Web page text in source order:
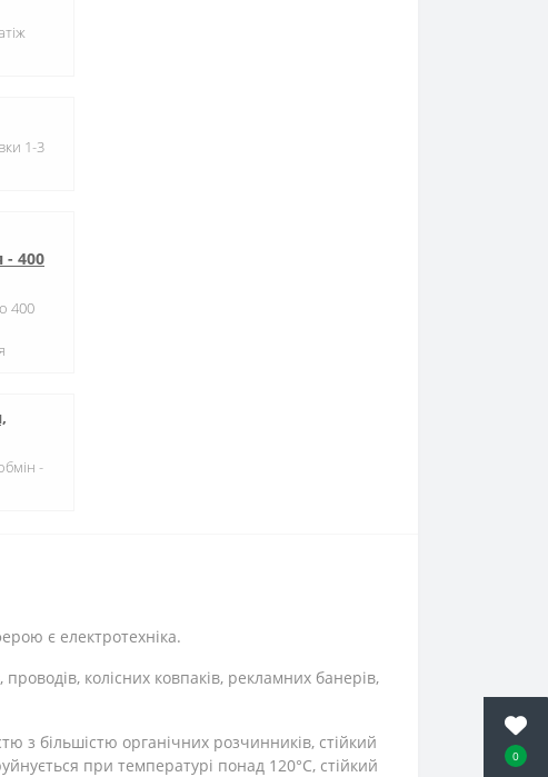
0
1-3
- 400
400
-
є електротехніка.
колісних ковпаків, рекламних банерів,
з більшістю органічних розчинників, стійкий
при температурі понад 120°С, стійкий